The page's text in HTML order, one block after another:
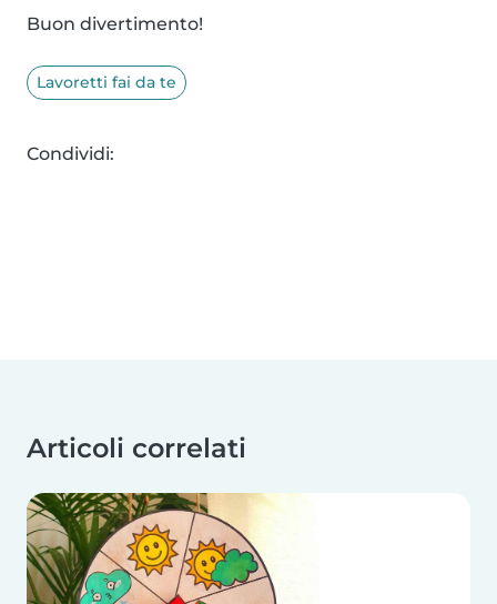
Buon divertimento!
Lavoretti fai da te
Condividi:
Articoli correlati